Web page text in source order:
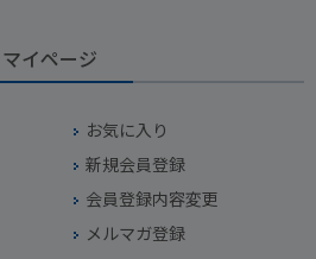
マイページ
お気に入り
新規会員登録
会員登録内容変更
メルマガ登録